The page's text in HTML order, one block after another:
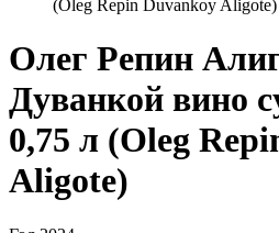
(Oleg Repin Duvankoy Aligote)
Олег Репин
Дуванкой вино
0,75 л (Oleg
Aligote)